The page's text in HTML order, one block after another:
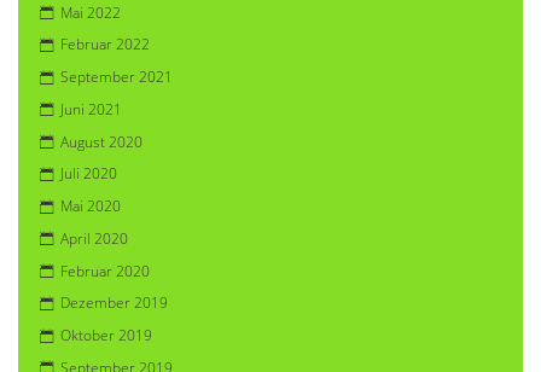
Mai 2022
Februar 2022
September 2021
Juni 2021
August 2020
Juli 2020
Mai 2020
April 2020
Februar 2020
Dezember 2019
Oktober 2019
September 2019